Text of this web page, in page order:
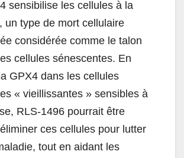
sensibilise les cellules à la
un type de mort cellulaire
considérée comme le talon
cellules sénescentes. En
GPX4 dans les cellules
« vieillissantes » sensibles à
RLS-1496 pourrait être
ces cellules pour lutter
tout en aidant les